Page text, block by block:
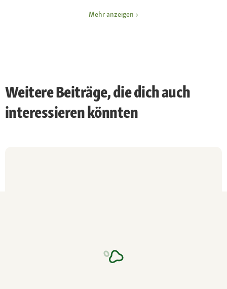
Mehr anzeigen
Weitere Beiträge, die dich auch
interessieren könnten